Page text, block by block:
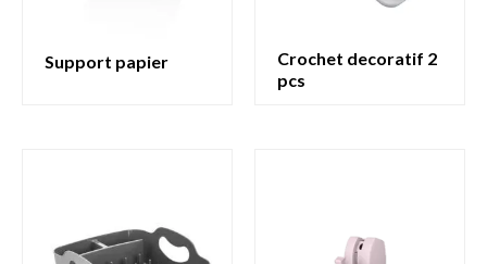
support papier
crochet decoratif 2
pcs